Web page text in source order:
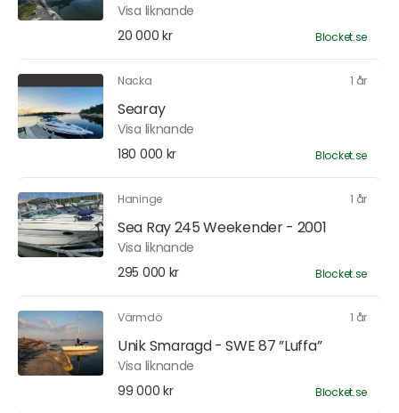
Visa liknande
20 000 kr
Blocket.se
Nacka 1 år
Searay
Visa liknande
180 000 kr
Blocket.se
Haninge 1 år
Sea Ray 245 Weekender - 2001
Visa liknande
295 000 kr
Blocket.se
Värmdö 1 år
Unik Smaragd - SWE 87 ”Luffa”
Visa liknande
99 000 kr
Blocket.se